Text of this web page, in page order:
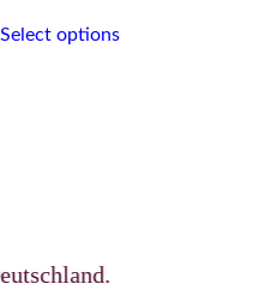
Select optionsproduct